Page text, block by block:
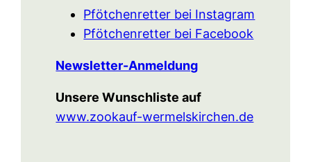
Pfötchenretter bei Instagram
Pfötchenretter bei Facebook
Newsletter-Anmeldung
Unsere Wunschliste auf
www.zookauf-wermelskirchen.de